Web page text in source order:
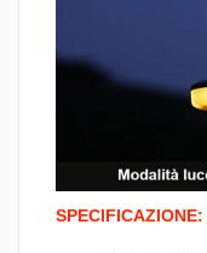
SPECIFICAZIONE: